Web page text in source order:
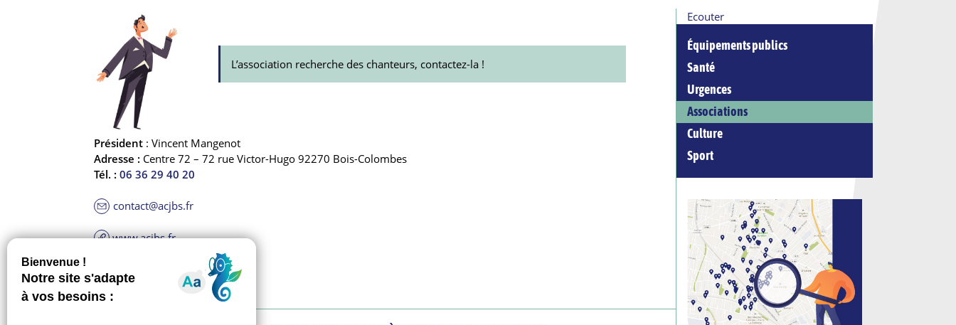
L’association recherche des chanteurs, contactez-la !
Président : Vincent Mangenot
Adresse : Centre 72 – 72 rue Victor-Hugo 92270 Bois-Colombes
Tél. : 06 36 29 40 20
contact@acjbs.fr
www.acjbs.fr
Chant choral adultes.
Ecouter
Équipements publics
Santé
Urgences
Associations
Culture
Sport